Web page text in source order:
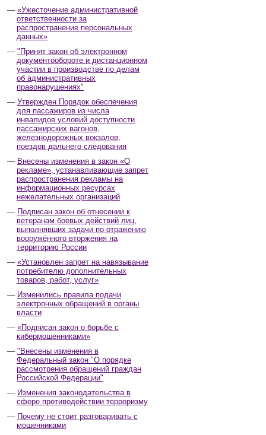
«Ужесточение административной
ответственности за
распространение персональных
данных»
"Принят закон об электронном
документообороте и дистанционном
участии в производстве по делам
об административных
правонарушениях"
Утвержден Порядок обеспечения
для пассажиров из числа
инвалидов условий доступности
пассажирских вагонов,
железнодорожных вокзалов,
поездов дальнего следования
Внесены изменения в закон «О
рекламе», устанавливающие запрет
распространения рекламы на
информационных ресурсах
нежелательных организаций
Подписан закон об отнесении к
ветеранам боевых действий лиц,
выполнявших задачи по отражению
вооружённого вторжения на
территорию России
«Установлен запрет на навязывание
потребителю дополнительных
товаров, работ, услуг»
Изменились правила подачи
электронных обращений в органы
власти
«Подписан закон о борьбе с
кибермошенниками»
"Внесены изменения в
Федеральный закон "О порядке
рассмотрения обращений граждан
Российской Федерации"
Изменения законодательства в
сфере противодействии терроризму
Почему не стоит разговаривать с
мошенниками